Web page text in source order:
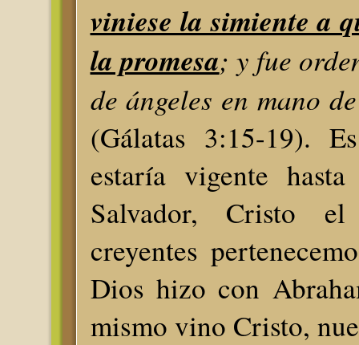
viniese la simiente a
la promesa; y fue
de ángeles en mano
(Gálatas 3:15-19).
estaría vigente
Salvador, Cristo
creyentes
Dios hizo con
mismo vino Cristo,